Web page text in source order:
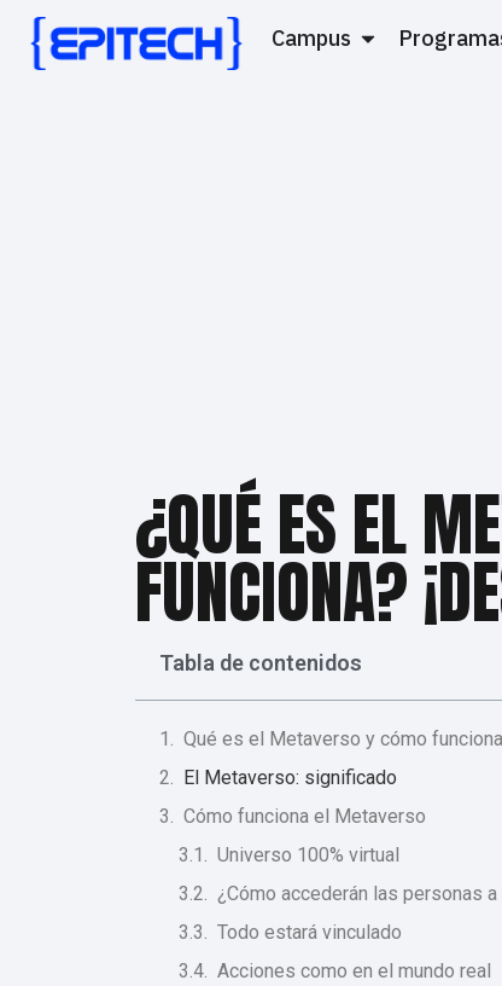
Campus
¿QUÉ ES EL
FUNCIONA?
Tabla de contenidos
Qué es el Metaverso y cómo funciona
El Metaverso: significado
Cómo funciona el Metaverso
Universo 100% virtual
¿Cómo accederán las personas
Todo estará vinculado
Acciones como en el mundo real